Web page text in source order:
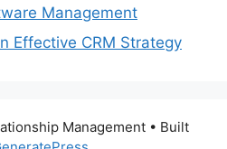
Management
Effective CRM Strategy
Management • Built